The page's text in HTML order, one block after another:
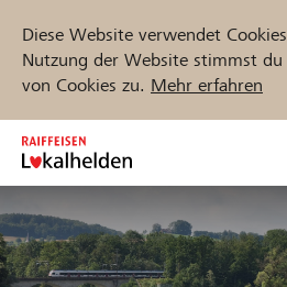
Diese Website verwendet
Nutzung der Website stimmst du
von Cookies zu. Mehr erfahren
Zum
Inhalt
springen
Jetzt